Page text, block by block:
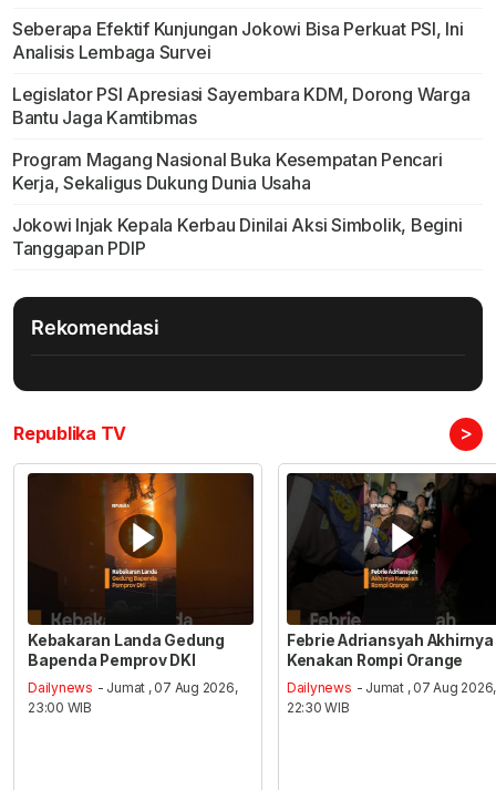
Seberapa Efektif Kunjungan Jokowi Bisa Perkuat PSI, Ini
Analisis Lembaga Survei
Legislator PSI Apresiasi Sayembara KDM, Dorong Warga
Bantu Jaga Kamtibmas
Program Magang Nasional Buka Kesempatan Pencari
Kerja, Sekaligus Dukung Dunia Usaha
Jokowi Injak Kepala Kerbau Dinilai Aksi Simbolik, Begini
Tanggapan PDIP
Rekomendasi
Republika TV >
Kebakaran Landa Gedung
Bapenda Pemprov DKI
Dailynews - Jumat , 07 Aug 2026,
23:00 WIB
Febrie Adriansyah Akhirnya
Kenakan Rompi Orange
Dailynews - Jumat , 07 Aug 2026,
22:30 WIB